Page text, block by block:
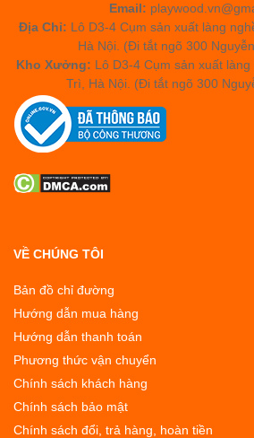
Email:
Địa Chỉ: Lô D3-4 Cụm sản xuất làng
Hà Nội. (Đi tắt ngõ 300
Kho Xưởng: Lô D3-4 Cụm sản xuất
Trì, Hà Nội. (Đi tắt ngõ 300
VỀ CHÚNG TÔI
Bản đồ chỉ đường
Hướng dẫn mua hàng
Hướng dẫn thanh toán
Phương thức vận chuyển
Chính sách khách hàng
Chính sách bảo mật
Chính sách đổi, trả hàng, hoàn tiền